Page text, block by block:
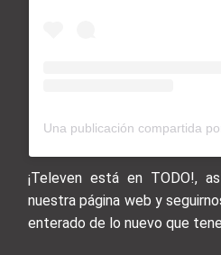
Una publicación compartida
¡Televen está en TODO!,
nuestra página web y
enterado de lo nuevo que